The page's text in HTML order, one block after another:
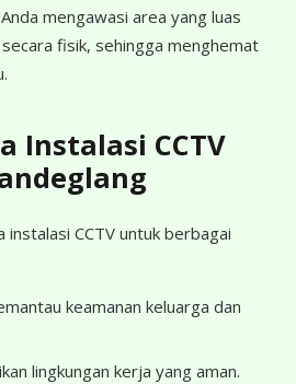
mengawasi area yang luas
fisik, sehingga menghemat
Instalasi CCTV
instalasi CCTV untuk berbagai
keamanan keluarga dan
lingkungan kerja yang aman.